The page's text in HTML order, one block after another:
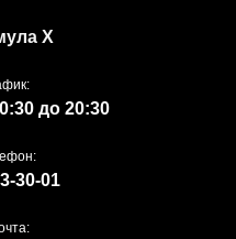
Х
до 20:30
30-01